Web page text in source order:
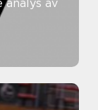
analys av